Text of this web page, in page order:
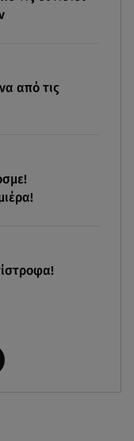
τις
από τις